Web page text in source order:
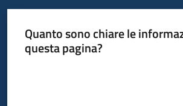
Quanto sono chiare le
questa pagina?